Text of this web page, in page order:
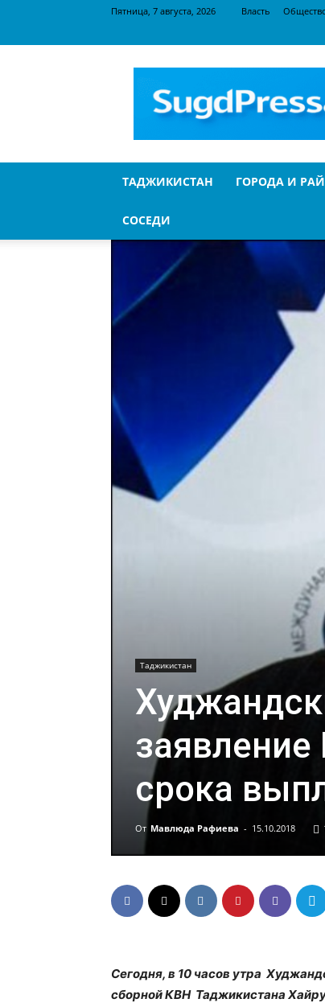
Пятница, 7 августа, 2026 Власть
ТАДЖИКИСТАН ГОРОДА И
СОСЕДИ
Таджикистан
срока
От Мавлюда Рафиева - 15.10.2018
Сегодня, в 10 часов утра
сборной КВН Таджикистана